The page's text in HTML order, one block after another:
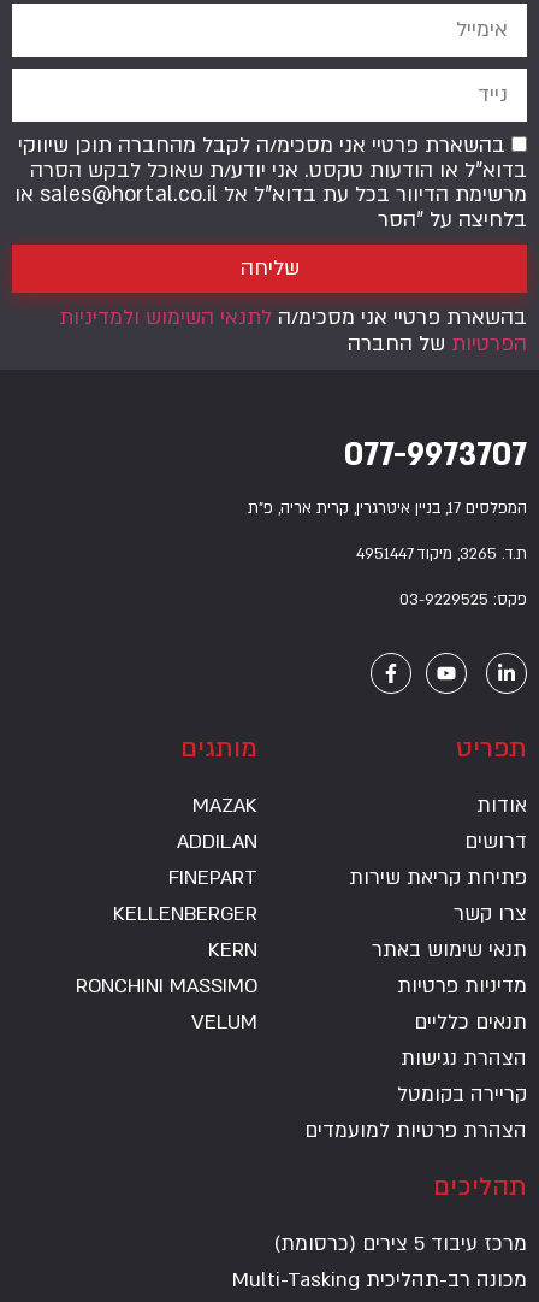
בהשארת פרטיי אני מסכימ/ה לתנאי השימוש ולמדיניות
הפרטיות של החברה
בהשארת פרטיי אני מסכימ/ה לקבל מהחברה תוכן שיווקי
בדוא"ל או הודעות טקסט. אני יודע/ת שאוכל לבקש הסרה
מרשימת הדיוור בכל עת בדוא"ל אל sales@hortal.co.il או
בלחיצה על "הסר
שליחה
077-9973707
המפלסים 17, בניין איטרגרין, קרית אריה, פ”ת
ת.ד. 3265, מיקוד 4951447
פקס: 03-9229525
תפריט
אודות
דרושים
פתיחת קריאת שירות
צרו קשר
תנאי שימוש באתר
מדיניות פרטיות
תנאים כלליים
הצהרת נגישות
קריירה בקומטל
הצהרת פרטיות למועמדים
מותגים
MAZAK
ADDILAN
FINEPART
KELLENBERGER
KERN
RONCHINI MASSIMO
VELUM
תהליכים
מרכז עיבוד 5 צירים (כרסומת)
מכונה רב-תהליכית Multi-Tasking